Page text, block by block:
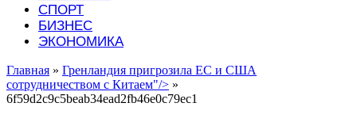
СПОРТ
БИЗНЕС
ЭКОНОМИКА
Главная » Гренландия пригрозила ЕС и США
сотрудничеством с Китаем"/> »
6f59d2c9c5beab34ead2fb46e0c79ec1